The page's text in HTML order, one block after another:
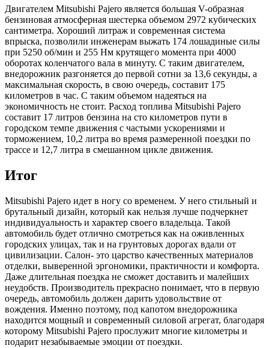
Двигателем Mitsubishi Pajero является большая V-образная
бензиновая атмосферная шестерка объемом 2972 кубических
сантиметра. Хороший литраж и современная система
впрыска, позволили инженерам выжать 174 лошадиные силы
при 5250 об/мин и 255 Нм крутящего момента при 4000
оборотах коленчатого вала в минуту. С таким двигателем,
внедорожник разгоняется до первой сотни за 13,6 секунды, а
максимальная скорость, в свою очередь, составит 175
километров в час. С таким объемом надеяться на
экономичность не стоит. Расход топлива Mitsubishi Pajero
составит 17 литров бензина на сто километров пути в
городском темпе движения с частыми ускорениями и
торможением, 10,2 литра во время размеренной поездки по
трассе и 12,7 литра в смешанном цикле движения.
Итог
Mitsubishi Pajero идет в ногу со временем. У него стильный и
брутальный дизайн, который как нельзя лучше подчеркнет
индивидуальность и характер своего владельца. Такой
автомобиль будет отлично смотреться как на оживленных
городских улицах, так и на грунтовых дорогах вдали от
цивилизации. Салон- это царство качественных материалов
отделки, выверенной эргономики, практичности и комфорта.
Даже длительная поездка не сможет доставить и малейших
неудобств. Производитель прекрасно понимает, что в первую
очередь, автомобиль должен дарить удовольствие от
вождения. Именно поэтому, под капотом внедорожника
находится мощный и современный силовой агрегат, благодаря
которому Mitsubishi Pajero прослужит многие километры и
подарит незабываемые эмоции от поездки.